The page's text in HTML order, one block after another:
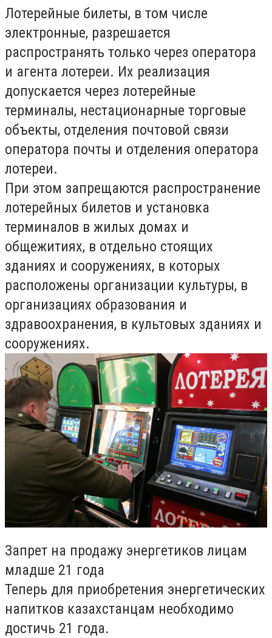
Лотерейные билеты, в том числе
электронные, разрешается
распространять только через оператора
и агента лотереи. Их реализация
допускается через лотерейные
терминалы, нестационарные торговые
объекты, отделения почтовой связи
оператора почты и отделения оператора
лотереи.
При этом запрещаются распространение
лотерейных билетов и установка
терминалов в жилых домах и
общежитиях, в отдельно стоящих
зданиях и сооружениях, в которых
расположены организации культуры, в
организациях образования и
здравоохранения, в культовых зданиях и
сооружениях.
Запрет на продажу энергетиков лицам
младше 21 года
Теперь для приобретения энергетических
напитков казахстанцам необходимо
достичь 21 года.